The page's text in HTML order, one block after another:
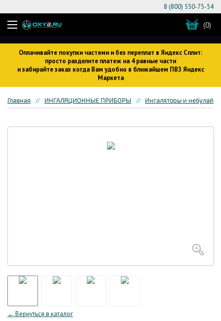
Оплачивайте покупки частями и без переплат в Яндекс Сплит:
просто разделите платеж на 4 равные части
и забирайте заказ когда Вам удобно в ближайшем ПВЗ Яндекс
Маркета
8 (800) 550-75-54
(0)
Главная ИНГАЛЯЦИОННЫЕ ПРИБОРЫ Ингаляторы и
← Вернуться в каталог